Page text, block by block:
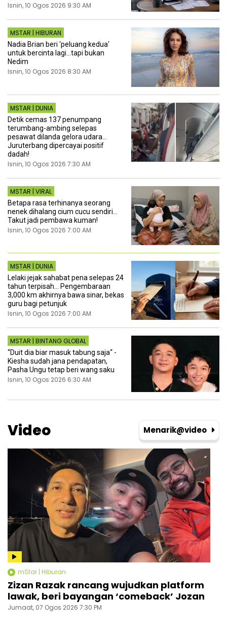
Isnin, 10 Ogos 2026 9:30 AM
MSTAR | HIBURAN
Nadia Brian beri ‘peluang kedua‘
untuk bercinta lagi...tapi bukan
Nedim
Isnin, 10 Ogos 2026 8:30 AM
MSTAR | DUNIA
Detik cemas 137 penumpang
terumbang-ambing selepas
pesawat dilanda gelora udara...
Juruterbang dipercayai positif
dadah!
Isnin, 10 Ogos 2026 7:30 AM
MSTAR | VIRAL
Betapa rasa terhinanya seorang
nenek dihalang cium cucu sendiri...
Takut jadi pembawa kuman!
Isnin, 10 Ogos 2026 7:00 AM
MSTAR | DUNIA
Lelaki jejak sahabat pena selepas 24
tahun terpisah... Pengembaraan
3,000 km akhirnya bawa sinar, bekas
guru bagi petunjuk
Isnin, 10 Ogos 2026 7:00 AM
MSTAR | BINTANG GLOBAL
“Duit dia biar masuk tabung saja“ -
Kiesha sudah jana pendapatan,
Pasha Ungu tetap beri wang saku
Isnin, 10 Ogos 2026 6:30 AM
Video Menarik@video
mStar | Hiburan
Zizan Razak rancang wujudkan platform
lawak, beri bayangan ‘comeback’ Jozan
Jumaat, 07 Ogos 2026 7:30 PM